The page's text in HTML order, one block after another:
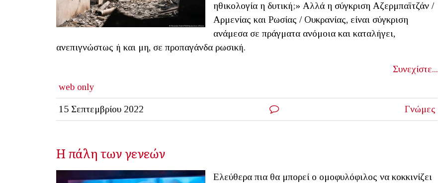
ηθικολογία η δυτική;» Αλλά η σύγκριση Αζερμπαϊτζάν /
Αρμενίας και Ρωσίας / Ουκρανίας, είναι σύγκριση
ανάμεσα σε πράγματα ανόμοια και καταλήγει,
ανεπιγνώστως ή και μη, σε προπαγάνδα ρωσική.
Συνεχίστε...
web only
15 Σεπτεμβρίου 2022 Γνώμες
Η πάλη των γενεών
Ελεύθερα πια θα μπορεί ο ομοφυλόφιλος να κοκκινίζει